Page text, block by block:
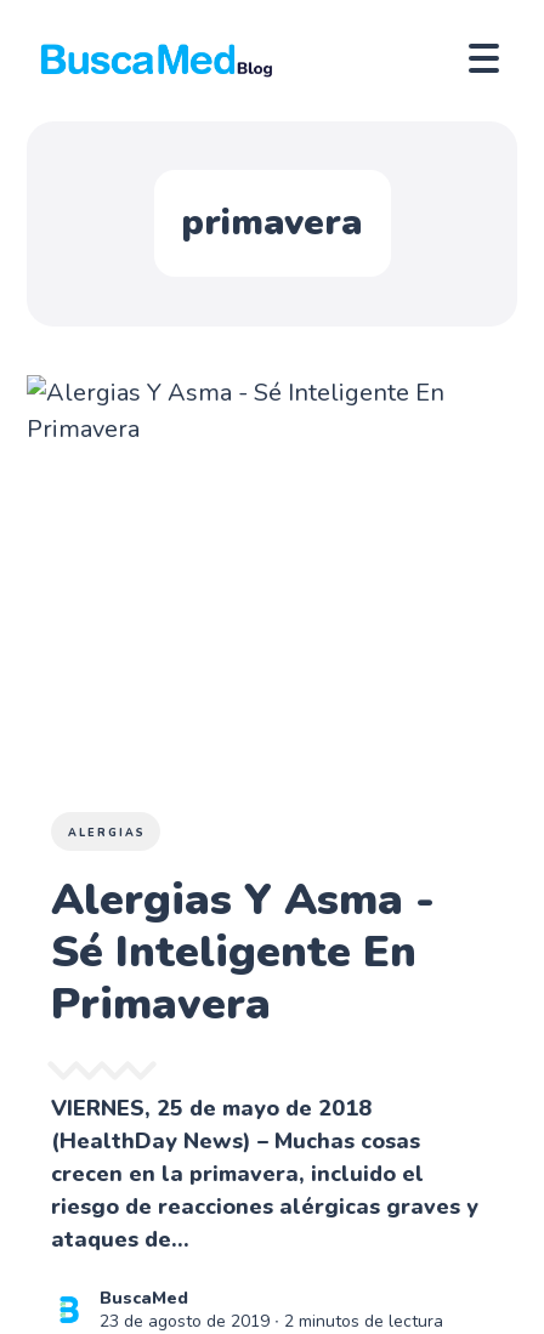
primavera
ALERGIAS
Alergias Y Asma -
Sé Inteligente En
Primavera
VIERNES, 25 de mayo de 2018
(HealthDay News) – Muchas cosas
crecen en la primavera, incluido el
riesgo de reacciones alérgicas graves y
ataques de...
BuscaMed
23 de agosto de 2019 ∙ 2 minutos de lectura